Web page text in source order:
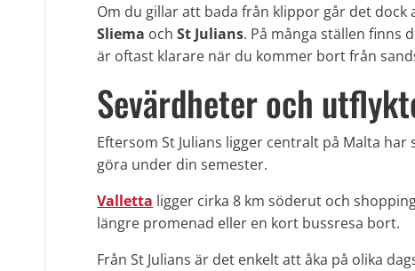
Om du gillar att bada från klippor går det
Sliema ochSt Julians. På många ställen finns
är oftast klarare när du kommer bort från
Sevärdheter och
Eftersom St Julians ligger centralt på Malta
göra under din semester.
Valletta ligger cirka 8 km söderut och
längre promenad eller en kort bussresa bort.
Från St Julians är det enkelt att åka på olika